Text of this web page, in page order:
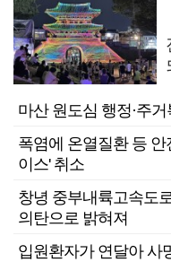
마산 원도심 행정·주
폭염에 온열질환 등
이스' 취소
창녕 중부내륙고속도
의탄으로 밝혀져
입원환자가 연달아 사